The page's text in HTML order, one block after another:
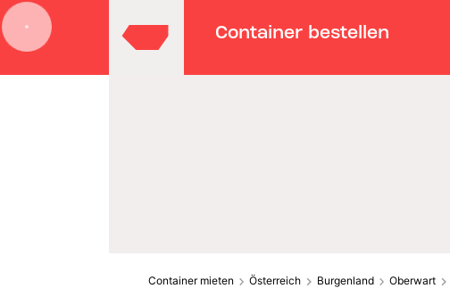
Container bestellen
Container mieten Österreich Burgenland Oberwart